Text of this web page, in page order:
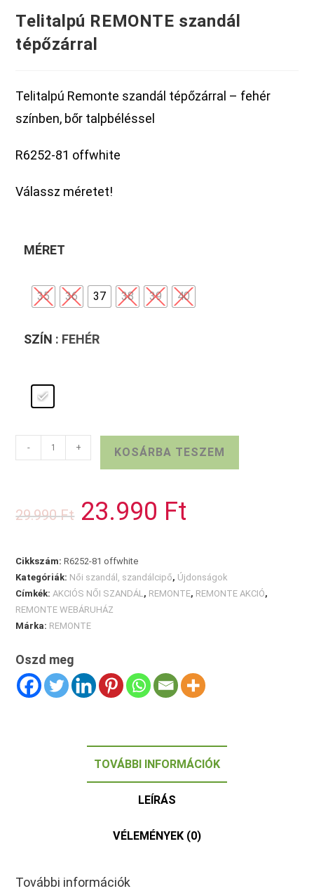
Telitalpú REMONTE szandál
tépőzárral
Telitalpú Remonte szandál tépőzárral – fehér
színben, bőr talpbéléssel
R6252-81 offwhite
Válassz méretet!
MÉRET
35 36 37 38 39 40
SZÍN : FEHÉR
Telitalpú
REMONTE
mennyiség
- + KOSÁRBA TESZEM
29.990Ft
Original
price
was:
23.990 Ft
Cikkszám:R6252-81 offwhite
Kategóriák: Női szandál, szandálcipő, Újdonságok
Címkék:AKCIÓS NŐI SZANDÁL, REMONTE, REMONTE AKCIÓ,
REMONTE WEBÁRUHÁZ
Márka: REMONTE
Oszd meg
TOVÁBBI INFORMÁCIÓK
LEÍRÁS
VÉLEMÉNYEK (0)
További információk